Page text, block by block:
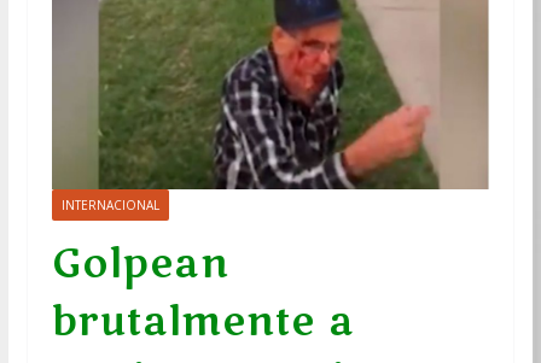
INTERNACIONAL
Golpean
brutalmente a